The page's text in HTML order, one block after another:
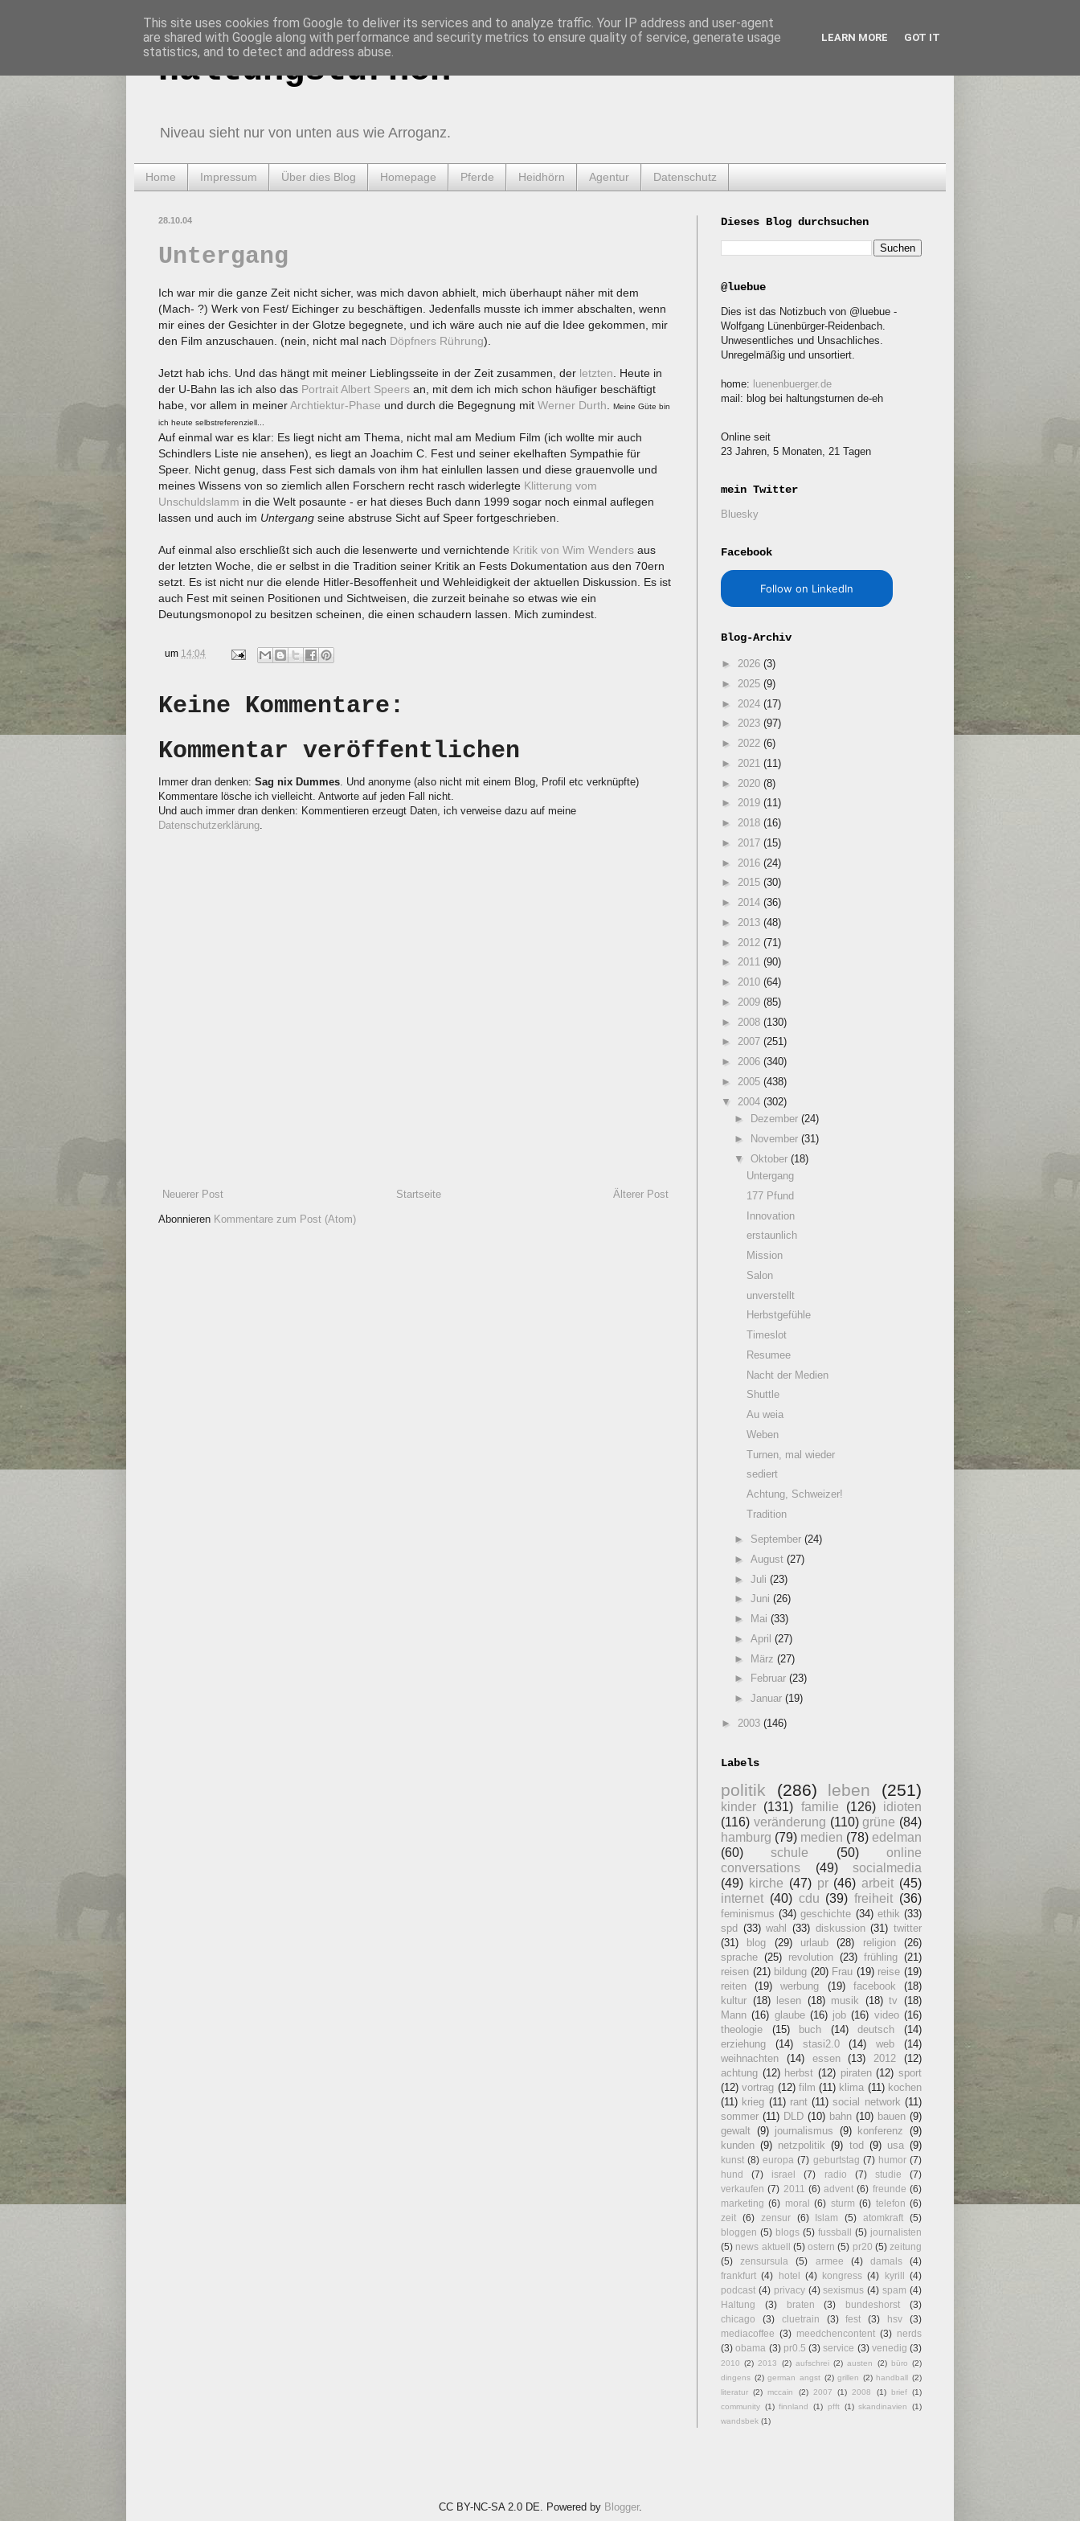
Haltungsturnen
Niveau sieht nur von unten aus wie Arroganz.
Home Impressum Über dies Blog Homepage Pferde Heidhörn Agentur Datenschutz
28.10.04
Untergang
Ich war mir die ganze Zeit nicht sicher, was mich davon abhielt, mich überhaupt näher mit dem
(Mach- ?) Werk von Fest/ Eichinger zu beschäftigen. Jedenfalls musste ich immer abschalten, wenn
mir eines der Gesichter in der Glotze begegnete, und ich wäre auch nie auf die Idee gekommen, mir
den Film anzuschauen. (nein, nicht mal nach Döpfners Rührung).
Jetzt hab ichs. Und das hängt mit meiner Lieblingsseite in der Zeit zusammen, der letzten . Heute in
der U-Bahn las ich also das Portrait Albert Speers an, mit dem ich mich schon häufiger beschäftigt
habe, vor allem in meinerArchtiektur-Phase und durch die Begegnung mit Werner Durth
Meine Güte bin
ich heute selbstreferenziell...
Auf einmal war es klar: Es liegt nicht am Thema, nicht mal am Medium Film (ich wollte mir auch
Schindlers Liste nie ansehen), es liegt an Joachim C. Fest und seiner ekelhaften Sympathie für
Speer. Nicht genug, dass Fest sich damals von ihm hat einlullen lassen und diese grauenvolle und
meines Wissens von so ziemlich allen Forschern recht rasch widerlegte Klitterung vom
Unschuldslamm in die Welt posaunte - er hat dieses Buch dann 1999 sogar noch einmal auflegen
lassen und auch im Untergang seine abstruse Sicht auf Speer fortgeschrieben.
Auf einmal also erschließt sich auch die lesenwerte und vernichtende Kritik von Wim Wenders aus
der letzten Woche, die er selbst in die Tradition seiner Kritik an Fests Dokumentation aus den 70ern
setzt. Es ist nicht nur die elende Hitler-Besoffenheit und Wehleidigkeit der aktuellen Diskussion. Es ist
auch Fest mit seinen Positionen und Sichtweisen, die zurzeit beinahe so etwas wie ein
Deutungsmonopol zu besitzen scheinen, die einen schaudern lassen. Mich zumindest.
um 14:04
Keine Kommentare:
Kommentar veröffentlichen
Immer dran denken: Sag nix Dummes. Und anonyme (also nicht mit einem Blog, Profil etc verknüpfte)
Kommentare lösche ich vielleicht. Antworte auf jeden Fall nicht.
Und auch immer dran denken: Kommentieren erzeugt Daten, ich verweise dazu auf meine
Datenschutzerklärung.
Neuerer Post Älterer Post
Startseite
Abonnieren Kommentare zum Post (Atom)
Dieses Blog durchsuchen
@luebue
Dies ist das Notizbuch von @luebue -
Wolfgang Lünenbürger-Reidenbach.
Unwesentliches und Unsachliches.
Unregelmäßig und unsortiert.
home: luenenbuerger.de
mail: blog bei haltungsturnen de-eh
Online seit
23 Jahren, 5 Monaten, 21 Tagen
mein Twitter
Bluesky
Facebook
Follow on LinkedIn
Blog-Archiv
► 2026 (3)
► 2025 (9)
► 2024 (17)
► 2023 (97)
► 2022 (6)
► 2021 (11)
► 2020 (8)
► 2019 (11)
► 2018 (16)
► 2017 (15)
► 2016 (24)
► 2015 (30)
► 2014 (36)
► 2013 (48)
► 2012 (71)
► 2011 (90)
► 2010 (64)
► 2009 (85)
► 2008 (130)
► 2007 (251)
► 2006 (340)
► 2005 (438)
▼ 2004 (302)
►
Dezember (24)
►
November (31)
▼ Oktober (18)
Untergang
177 Pfund
Innovation
erstaunlich
Mission
Salon
unverstellt
Herbstgefühle
Timeslot
Resumee
Nacht der Medien
Shuttle
Au weia
Weben
Turnen, mal wieder
sediert
Achtung, Schweizer!
Tradition
► September (24)
► August (27)
► Juli (23)
► Juni (26)
►
Mai (33)
► April (27)
► März (27)
►
Februar (23)
► Januar (19)
► 2003 (146)
Labels
politik (286) leben (251)
kinder (131) familie (126)
idioten
(116) veränderung (110) grüne (84)
hamburg (79) medien (78) edelman
(60)
schule (50)
online
conversations
(49)
socialmedia
(49) kirche (47) pr (46) arbeit (45)
internet (40) cdu (39) freiheit (36)
feminismus (34) geschichte (34) ethik (33)
spd (33) wahl (33) diskussion (31) twitter
(31)
blog (29) urlaub (28) religion
(26)
sprache (25) revolution (23) frühling (21)
reisen (21) bildung (20) Frau (19) reise (19)
reiten
(19) werbung (19) facebook
(18)
kultur (18) lesen (18) musik (18) tv
(18)
Mann (16) glaube (16) job (16) video (16)
theologie
(15) buch (14) deutsch
(14)
erziehung
(14) stasi2.0 (14) web
(14)
weihnachten
(14) essen (13) 2012
(12)
achtung (12) herbst (12) piraten (12) sport
(12) vortrag (12) film (11) klima (11) kochen
(11) krieg (11) rant (11) social network (11)
sommer (11) DLD (10) bahn (10) bauen (9)
gewalt (9) journalismus (9) konferenz
(9)
kunden (9) netzpolitik (9) tod (9) usa (9)
kunst (8) europa (7) geburtstag (7) humor (7)
hund
(7) israel (7) radio (7) studie
(7)
verkaufen (7) 2011 (6) advent (6) freunde (6)
marketing (6) moral (6) sturm (6) telefon (6)
zeit
(6) zensur (6) Islam (5) atomkraft
(5)
bloggen (5) blogs (5) fussball (5) journalisten
(5) news aktuell (5) ostern (5) pr20 (5) zeitung
(5)
zensursula (5) armee (4) damals
(4)
frankfurt (4) hotel (4) kongress (4) kyrill (4)
podcast (4) privacy (4) sexismus (4) spam (4)
Haltung
(3) braten (3) bundeshorst
(3)
chicago
(3) cluetrain (3) fest (3) hsv
(3)
mediacoffee (3) meedchencontent (3) nerds
(3) obama (3) pr0.5 (3) service (3) venedig (3)
2010 (2) 2013 (2) aufschrei (2) austen (2) büro (2)
dingens (2) german angst (2) grillen (2) handball (2)
literatur (2) mccain (2) 2007 (1) 2008 (1) brief (1)
community (1) finnland (1) pfft (1) skandinavien
(1)
wandsbek (1)
CC BY-NC-SA 2.0 DE. Powered by Blogger.
This site uses cookies from Google to deliver its services and to analyze traffic. Your IP address and user-agent
are shared with Google along with performance and security metrics to ensure quality of service, generate usage
statistics, and to detect and address abuse.
LEARN MORE GOT IT